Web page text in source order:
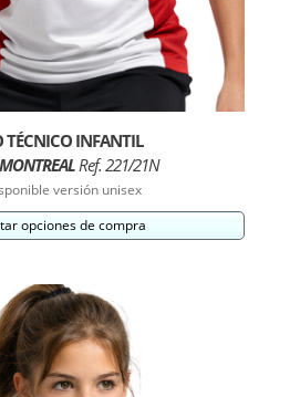
TÉCNICO INFANTIL
MONTREALRef. 221/21N
versión unisex
opciones de compra